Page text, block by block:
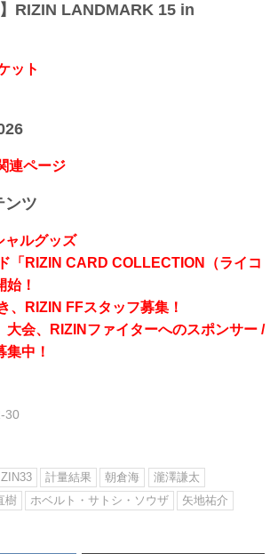
】RIZIN LANDMARK 15 in
ット
連ページ
ンツ
ルグッズ
「RIZIN CARD COLLECTION（ライコ
始！
、RIZIN FFスタッフ募集！
会、RIZINファイターへのスポンサー /
集中！
30
計量結果 朝倉海
瀧澤謙太
樹 ホベルト・サトシ・ソウザ
矢地祐介